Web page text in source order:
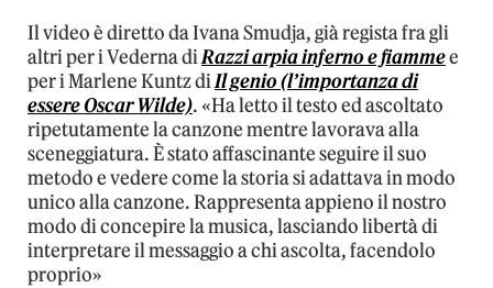
Il video è diretto da Ivana Smudja, già regista fra gli
altri per i Vederna diRazzi arpia inferno e fiammee
per i Marlene Kuntz diIl genio (l’importanza di
essere Oscar Wilde). «Ha letto il testo ed ascoltato
ripetutamente la canzone mentre lavorava alla
sceneggiatura. È stato affascinante seguire il suo
metodo e vedere come la storia si adattava in modo
unico alla canzone. Rappresenta appieno il nostro
modo di concepire la musica, lasciando libertà di
interpretare il messaggio a chi ascolta, facendolo
proprio»